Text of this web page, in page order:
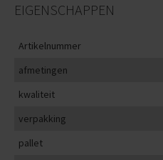
EIGENSCHAPPEN
Artikelnummer
afmetingen
kwaliteit
verpakking
pallet